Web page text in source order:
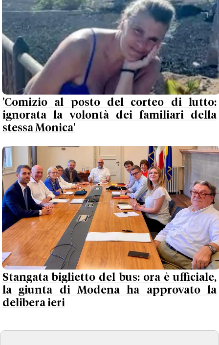
'Comizio al posto del corteo di lutto:
ignorata la volontà dei familiari della
stessa Monica'
Stangata biglietto del bus: ora è ufficiale,
la giunta di Modena ha approvato la
delibera ieri